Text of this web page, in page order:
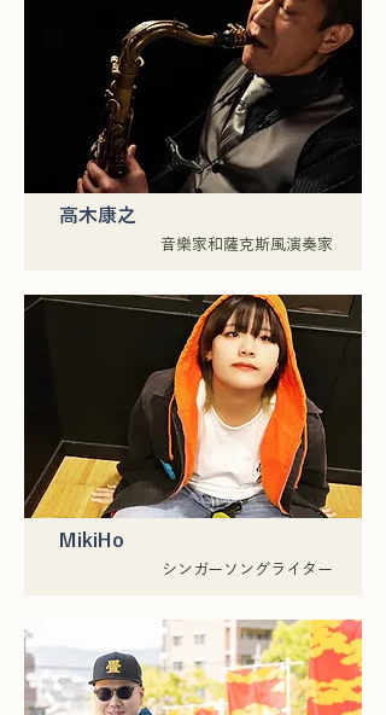
高木康之
音樂家和薩克斯風演奏家
MikiHo
シンガーソングライター